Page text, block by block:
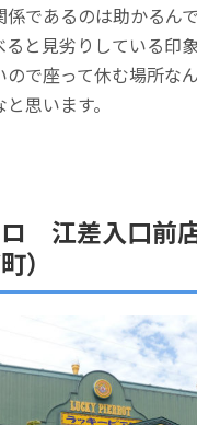
であるのは助かるん
と見劣りしている印
で座って休む場所な
思います。
江差入口前
）